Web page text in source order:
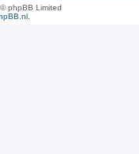
phpBB Limited